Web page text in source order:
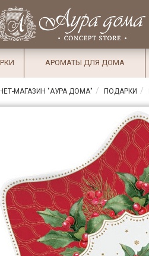
АРОМАТЫ ДЛЯ ДОМА
МАГАЗИН "АУРА ДОМА" ПОДАРКИ